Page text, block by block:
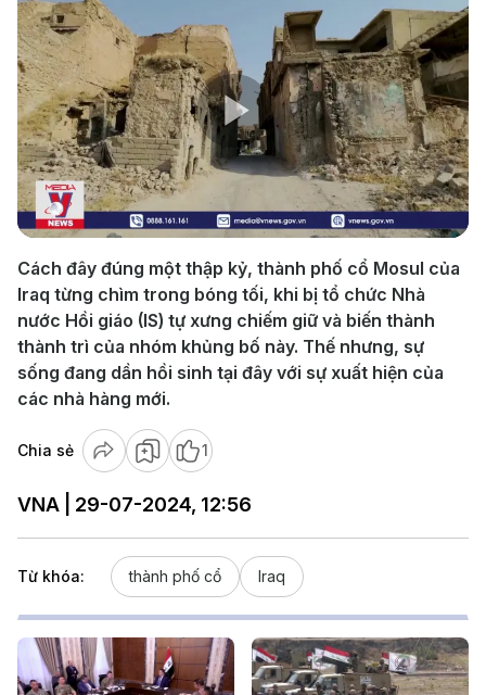
Play
Video
Cách đây đúng một thập kỷ, thành phố cổ Mosul của
Iraq từng chìm trong bóng tối, khi bị tổ chức Nhà
nước Hồi giáo (IS) tự xưng chiếm giữ và biến thành
thành trì của nhóm khủng bố này. Thế nhưng, sự
sống đang dần hồi sinh tại đây với sự xuất hiện của
các nhà hàng mới.
Chia sẻ 1
VNA | 29-07-2024, 12:56
Từ khóa: thành phố cổ Iraq